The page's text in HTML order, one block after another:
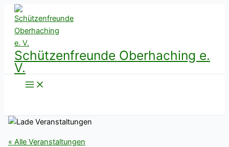
Zum
Inhalt
springen
Schützenfreunde Oberhaching e.
V.
« Alle Veranstaltungen